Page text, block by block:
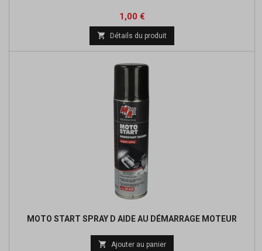
Prix
1,00 €
 Détails du produit
MOTO START SPRAY D AIDE AU DÉMARRAGE MOTEUR
 Ajouter au panier